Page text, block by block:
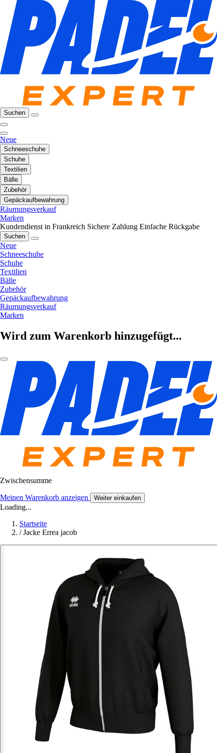
Suchen
Neue
Schneeschuhe
Schuhe
Textilien
Bälle
Zubehör
Gepäckaufbewahrung
Räumungsverkauf
Marken
Kundendienst in Frankreich Sichere Zahlung Einfache Rückgabe
Suchen
Neue
Schneeschuhe
Schuhe
Textilien
Bälle
Zubehör
Gepäckaufbewahrung
Räumungsverkauf
Marken
Wird zum Warenkorb hinzugefügt...
Zwischensumme
Meinen Warenkorb anzeigen Weiter einkaufen
Loading...
Startseite
/ Jacke Errea jacob